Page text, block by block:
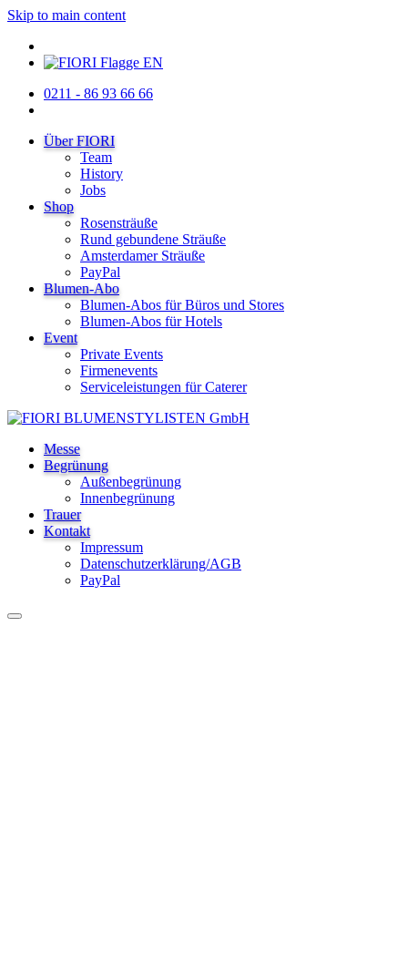
Skip to main content
0211 - 86 93 66 66
Über FIORI
Team
History
Jobs
Shop
Rosensträuße
Rund gebundene Sträuße
Amsterdamer Sträuße
PayPal
Blumen-Abo
Blumen-Abos für Büros und Stores
Blumen-Abos für Hotels
Event
Private Events
Firmenevents
Serviceleistungen für Caterer
Messe
Begrünung
Außenbegrünung
Innenbegrünung
Trauer
Kontakt
Impressum
Datenschutzerklärung/AGB
PayPal